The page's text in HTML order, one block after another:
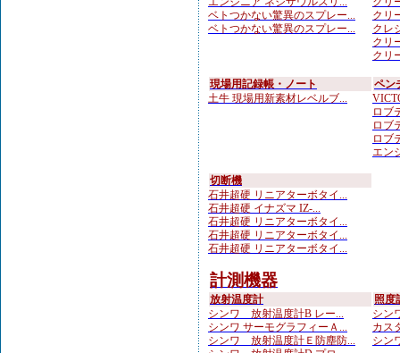
ベトつかない驚異のスプレー...
ベトつかない驚異のスプレー...
クリ
クレ
クリ
クリ
現場用記録帳・ノート
土牛 現場用新素材レベルブ...
ペン
ロブ
ロブ
ロブ
エン
切断機
石井超硬 リニアターボタイ...
石井超硬 イナズマ IZ-...
石井超硬 リニアターボタイ...
石井超硬 リニアターボタイ...
石井超硬 リニアターボタイ...
計測機器
放射温度計
シンワ 放射温度計B レー...
シンワ サーモグラフィーＡ...
シンワ 放射温度計Ｅ防塵防...
照度
シン
カス
シン